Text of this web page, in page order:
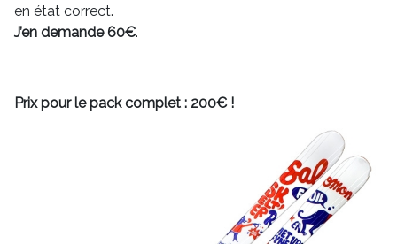
en état correct.
J’en demande 60€.
Prix pour le pack complet : 200€ !